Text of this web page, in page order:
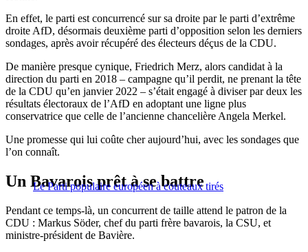
En effet, le parti est concurrencé sur sa droite par le parti d’extrême
droite AfD, désormais deuxième parti d’opposition selon les derniers
sondages, après avoir récupéré des électeurs déçus de la CDU.
De manière presque cynique, Friedrich Merz, alors candidat à la
direction du parti en 2018 – campagne qu’il perdit, ne prenant la tête
de la CDU qu’en janvier 2022 – s’était engagé à diviser par deux les
résultats électoraux de l’AfD en adoptant une ligne plus
conservatrice que celle de l’ancienne chancelière Angela Merkel.
Une promesse qui lui coûte cher aujourd’hui, avec les sondages que
l’on connaît.
Le Parti populaire européen à couteaux tirés
Un Bavarois prêt à se battre
Pendant ce temps-là, un concurrent de taille attend le patron de la
CDU : Markus Söder, chef du parti frère bavarois, la CSU, et
ministre-président de Bavière.